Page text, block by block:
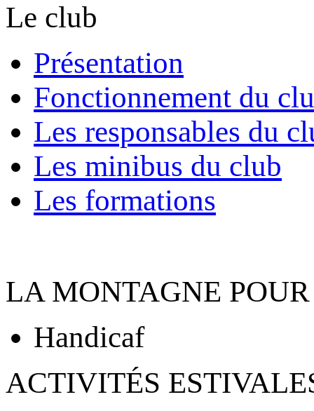
Le club
Présentation
Fonctionnement du
Les responsables du
Les minibus du club
Les formations
LA MONTAGNE
Handicaf
ACTIVITÉS